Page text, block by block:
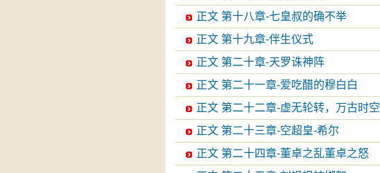
正文 第十八章-七皇叔的确不举
正文 第十九章-伴生仪式
正文 第二十章-天罗诛神阵
正文 第二十一章-爱吃醋的穆白白
正文 第二十二章-虚无轮转，万古时空
正文 第二十三章-空超皇-希尔
正文 第二十四章-董卓之乱董卓之怒